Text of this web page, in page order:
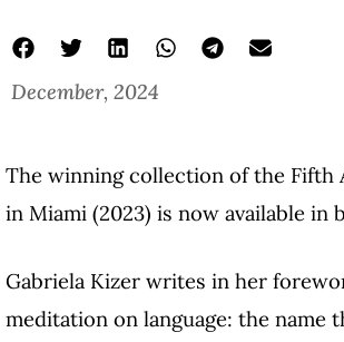
December, 2024
The winning collection of the Fifth
in Miami (2023) is now available in
Gabriela Kizer writes in her
meditation on language: the name